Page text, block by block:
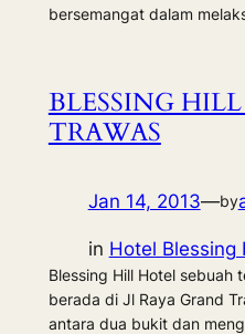
bersemangat dalam
BLESSING
TRAWAS
Jan 14, 2013—by
in Hotel Blessing
Blessing Hill Hotel sebuah
berada di Jl Raya Grand
antara dua bukit dan